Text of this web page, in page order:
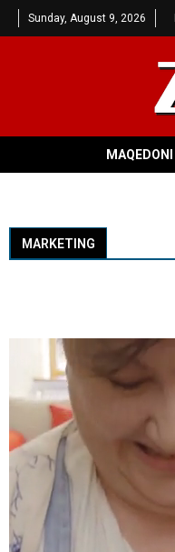
Sunday, August 9, 2026
MAQEDONI
MARKETING